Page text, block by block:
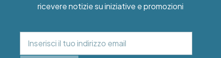
ricevere notizie su iniziative e promozioni